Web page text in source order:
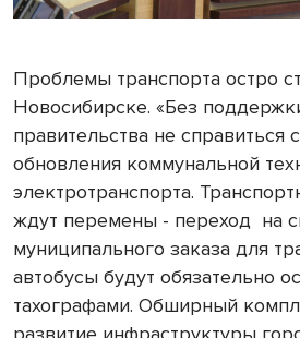
Проблемы транспорта остро
Новосибирске. «Без
правительства не справиться
обновления коммунальной
электротранспорта.
ждут перемены - переход на
муниципального заказа для
автобусы будут обязательно
тахографами. Обширный